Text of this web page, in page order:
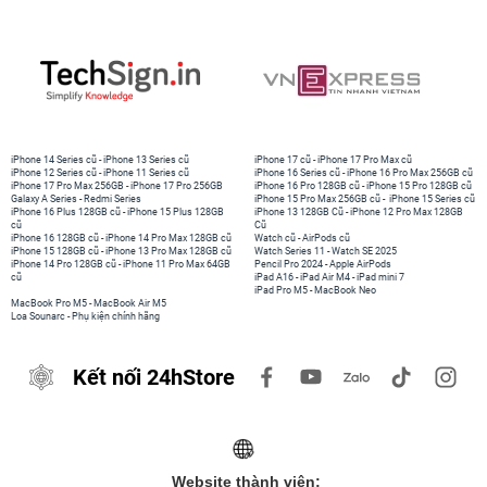
iPhone 14 Series cũ -iPhone 13 Series cũ
iPhone 12 Series cũ -iPhone 11 Series cũ
iPhone 17 Pro Max 256GB -iPhone 17 Pro 256GB
Galaxy A Series - Redmi Series
iPhone 17 cũ -iPhone 17 Pro Max cũ
iPhone 16 Series cũ - iPhone 16 Pro Max 256GB cũ
iPhone 16 Pro 128GB cũ -iPhone 15 Pro 128GB cũ
iPhone 15 Pro Max 256GB cũ - iPhone 15 Series cũ
iPhone 16 Plus 128GB cũ -iPhone 15 Plus 128GB
cũ
iPhone 16 128GB cũ -iPhone 14 Pro Max 128GB cũ
iPhone 15 128GB cũ -iPhone 13 Pro Max 128GB cũ
iPhone 14 Pro 128GB cũ -iPhone 11 Pro Max 64GB
cũ
iPhone 13 128GB Cũ -iPhone 12 Pro Max 128GB
Cũ
Watch cũ -AirPods cũ
Watch Series 11 -Watch SE 2025
Pencil Pro 2024 -Apple AirPods
iPad A16 -iPad Air M4 -iPad mini 7
iPad Pro M5 - MacBook Neo
MacBook Pro M5 - MacBook Air M5
Loa Sounarc - Phụ kiện chính hãng
Kết nối 24hStore
Website thành viên: